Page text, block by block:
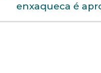
enxaqueca é